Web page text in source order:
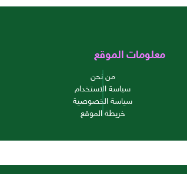
معلومات الموقع
من نحن
سياسة الاستخدام
سياسة الخصوصية
خريطة الموقع